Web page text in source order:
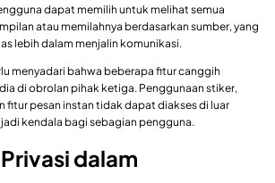
dapat memilih untuk melihat semua
atau memilahnya berdasarkan sumber, yang
lebih dalam menjalin komunikasi.
menyadari bahwa beberapa fitur canggih
di obrolan pihak ketiga. Penggunaan stiker,
fitur pesan instan tidak dapat diakses di luar
kendala bagi sebagian pengguna.
dalam